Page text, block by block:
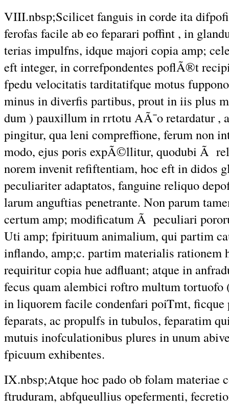
VIII.nbsp;Scilicet fanguis in corde ita
ferofas facile ab eo feparari poffint , in
terias impulfns, idque majori copia amp;
eft integer, in correfpondentes poflÃ®t
fpedu velocitatis tarditatifque motus
minus in diverfis partibus, prout in iis plus
dum ) pauxillum in rrtotu AÃ¯o retardatur ,
pingitur, qua leni compreffione, ferum non
modo, ejus poris expÃ©llitur, quodubi Ã
norem invenit refiftentiam, hoc eft in didos
peculiariter adaptatos, fanguine reliquo
larum anguftias penetrante. Non parum
certum amp; modificatum Ã peculiari
Uti amp; fpirituum animalium, qui partim
inflando, amp;c. partim materialis rationem
requiritur copia hue adfluant; atque in
fecus quam alembici roftro multum
in liquorem facile condenfari poiTmt,
feparats, ac propulfs in tubulos, feparatim
mutuis inofculationibus plures in unum
fpicuum exhibentes.
IX.nbsp;Atque hoc pado ob folam materiae
ftruduram, abfqueullius opefermenti,